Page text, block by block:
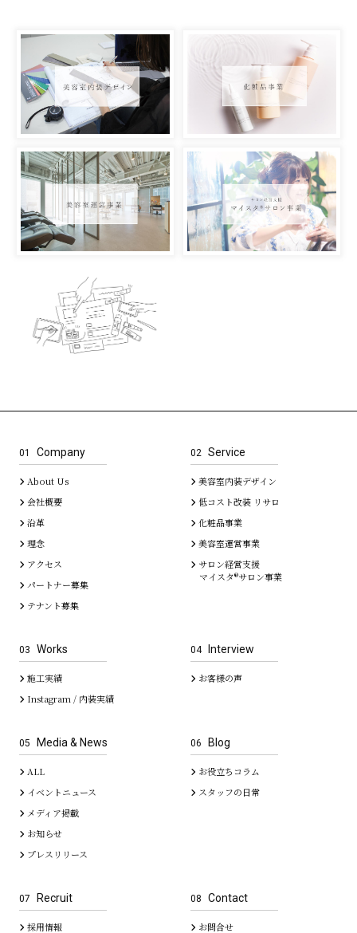
01 Company
About Us
会社概要
沿革
理念
アクセス
パートナー募集
テナント募集
02 Service
美容室内装デザイン
低コスト改装 リサロ
化粧品事業
美容室運営事業
サロン経営支援
マイスタ®サロン事業
03 Works
施工実績
Instagram / 内装実績
04 Interview
お客様の声
05 Media & News
ALL
イベントニュース
メディア掲載
お知らせ
プレスリリース
06 Blog
お役立ちコラム
スタッフの日常
07 Recruit
採用情報
08 Contact
お問合せ